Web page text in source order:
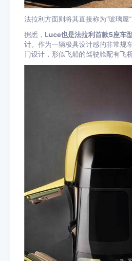
法拉利方面则将其直接称为“玻璃屋
据悉， Luce也是法拉利首款5座车
计。作为一辆极具设计感的非常规
门设计，形似飞船的驾驶舱配有飞